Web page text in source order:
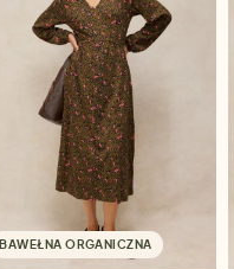
BAWEŁNA ORGANICZNA